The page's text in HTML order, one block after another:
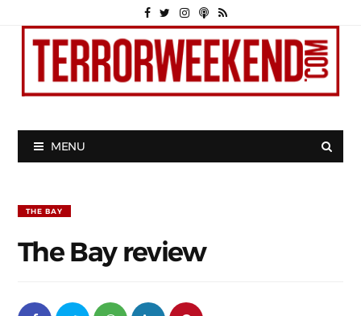
MENU
THE BAY
The Bay review